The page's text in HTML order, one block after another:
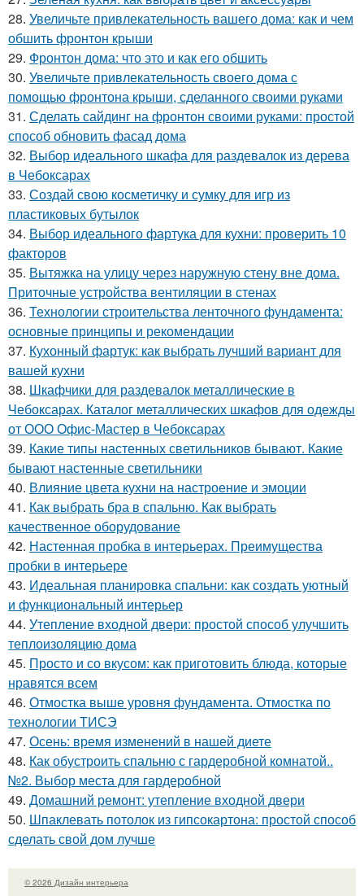
28. Увеличьте привлекательность вашего дома: как и чем
обшить фронтон крыши
29. Фронтон дома: что это и как его обшить
30. Увеличьте привлекательность своего дома с
помощью фронтона крыши, сделанного своими руками
31. Сделать сайдинг на фронтон своими руками: простой
способ обновить фасад дома
32. Выбор идеального шкафа для раздевалок из дерева
в Чебоксарах
33. Создай свою косметичку и сумку для игр из
пластиковых бутылок
34. Выбор идеального фартука для кухни: проверить 10
факторов
35. Вытяжка на улицу через наружную стену вне дома.
Приточные устройства вентиляции в стенах
36. Технологии строительства ленточного фундамента:
основные принципы и рекомендации
37. Кухонный фартук: как выбрать лучший вариант для
вашей кухни
38. Шкафчики для раздевалок металлические в
Чебоксарах. Каталог металлических шкафов для одежды
от ООО Офис-Мастер в Чебоксарах
39. Какие типы настенных светильников бывают. Какие
бывают настенные светильники
40. Влияние цвета кухни на настроение и эмоции
41. Как выбрать бра в спальню. Как выбрать
качественное оборудование
42. Настенная пробка в интерьерах. Преимущества
пробки в интерьере
43. Идеальная планировка спальни: как создать уютный
и функциональный интерьер
44. Утепление входной двери: простой способ улучшить
теплоизоляцию дома
45. Просто и со вкусом: как приготовить блюда, которые
нравятся всем
46. Отмостка выше уровня фундамента. Отмостка по
технологии ТИСЭ
47. Осень: время изменений в нашей диете
48. Как обустроить спальню с гардеробной комнатой..
№2. Выбор места для гардеробной
49. Домашний ремонт: утепление входной двери
50. Шпаклевать потолок из гипсокартона: простой способ
сделать свой дом лучше
© 2026 Дизайн интерьера